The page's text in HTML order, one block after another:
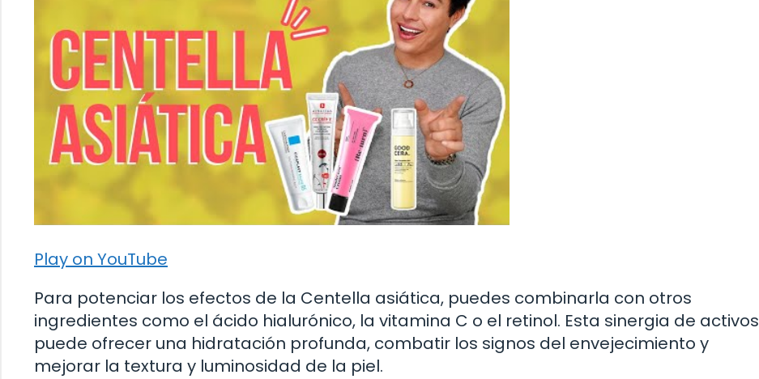
Play on YouTube
Para potenciar los efectos de la Centella asiática, puedes combinarla con otros
ingredientes como el ácido hialurónico, la vitamina C o el retinol. Esta sinergia de activos
puede ofrecer una hidratación profunda, combatir los signos del envejecimiento y
mejorar la textura y luminosidad de la piel.